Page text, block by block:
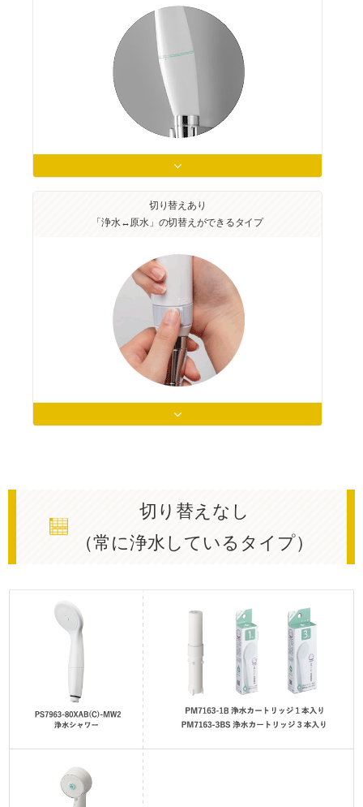
切り替えあり
「浄水↔︎原水」の切替えができるタイプ
切り替えなし
（常に浄水しているタイプ）